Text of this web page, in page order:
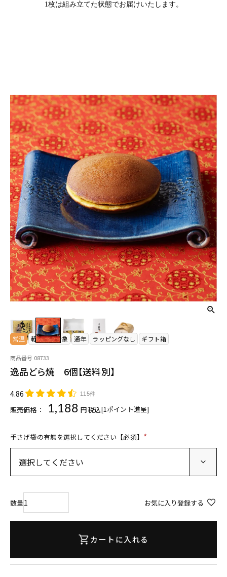
1枚は組み立てた状態でお届けいたします。
常温 軽減税率対象 通年 ラッピングなし ギフト箱
商品番号 08733
逸品どら焼 6個【送料別】
4.86 115件
販売価格： 1,188 税込[1ポイント進呈]
手さげ袋の有無を選択してください【必須】
(
お気に入り登録する
カートに入れる